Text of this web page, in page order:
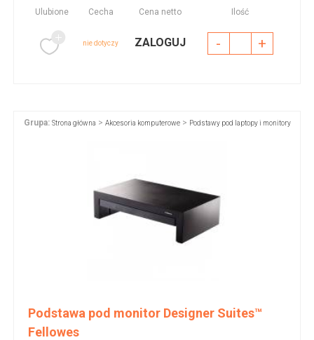
Ulubione Cecha Cena netto Ilość
nie dotyczy ZALOGUJ - +
Grupa: Strona główna > Akcesoria komputerowe> Podstawy pod laptopy i monitory
Podstawa pod monitor Designer Suites™
Fellowes